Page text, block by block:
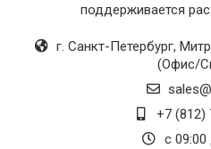
поддерживается
г. Санкт-Петербург,
(Офис/
+7 (812)
с 09:00